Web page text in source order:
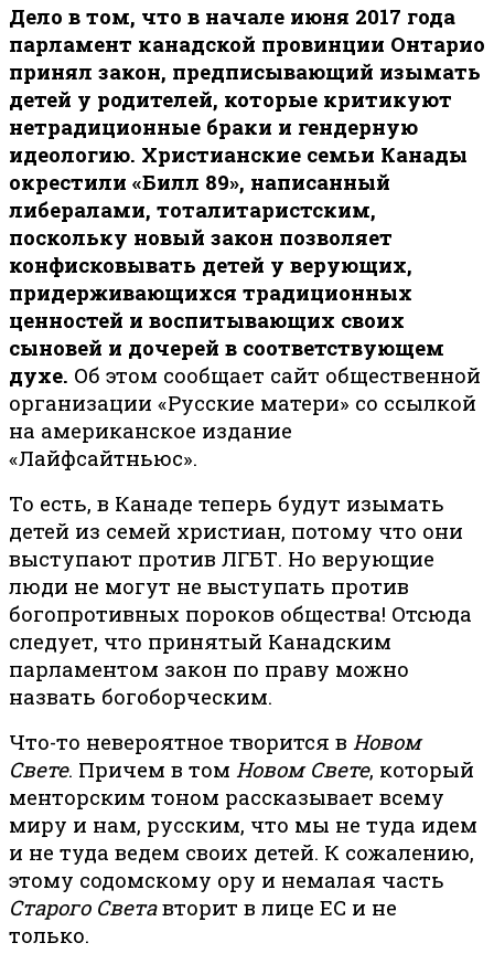
Дело в том, что в начале июня 2017 года
парламент канадской провинции Онтарио
принял закон, предписывающий изымать
детей у родителей, которые критикуют
нетрадиционные браки и гендерную
идеологию. Христианские семьи Канады
окрестили «Билл 89», написанный
либералами, тоталитаристским,
поскольку новый закон позволяет
конфисковывать детей у верующих,
придерживающихся традиционных
ценностей и воспитывающих своих
сыновей и дочерей в соответствующем
духе. Об этом сообщает сайт общественной
организации «Русские матери» со ссылкой
на американское издание
«Лайфсайтньюс».
То есть, в Канаде теперь будут изымать
детей из семей христиан, потому что они
выступают против ЛГБТ. Но верующие
люди не могут не выступать против
богопротивных пороков общества! Отсюда
следует, что принятый Канадским
парламентом закон по праву можно
назвать богоборческим.
Что-то невероятное творится в Новом
Свете. Причем в том Новом Свете, который
менторским тоном рассказывает всему
миру и нам, русским, что мы не туда идем
и не туда ведем своих детей. К сожалению,
этому содомскому ору и немалая часть
Старого Светавторит в лице ЕС и не
только.